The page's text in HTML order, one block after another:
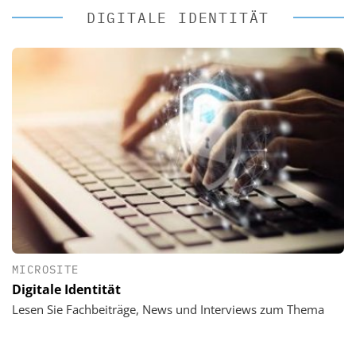
DIGITALE IDENTITÄT
MICROSITE
Digitale Identität
Lesen Sie Fachbeiträge, News und Interviews zum Thema